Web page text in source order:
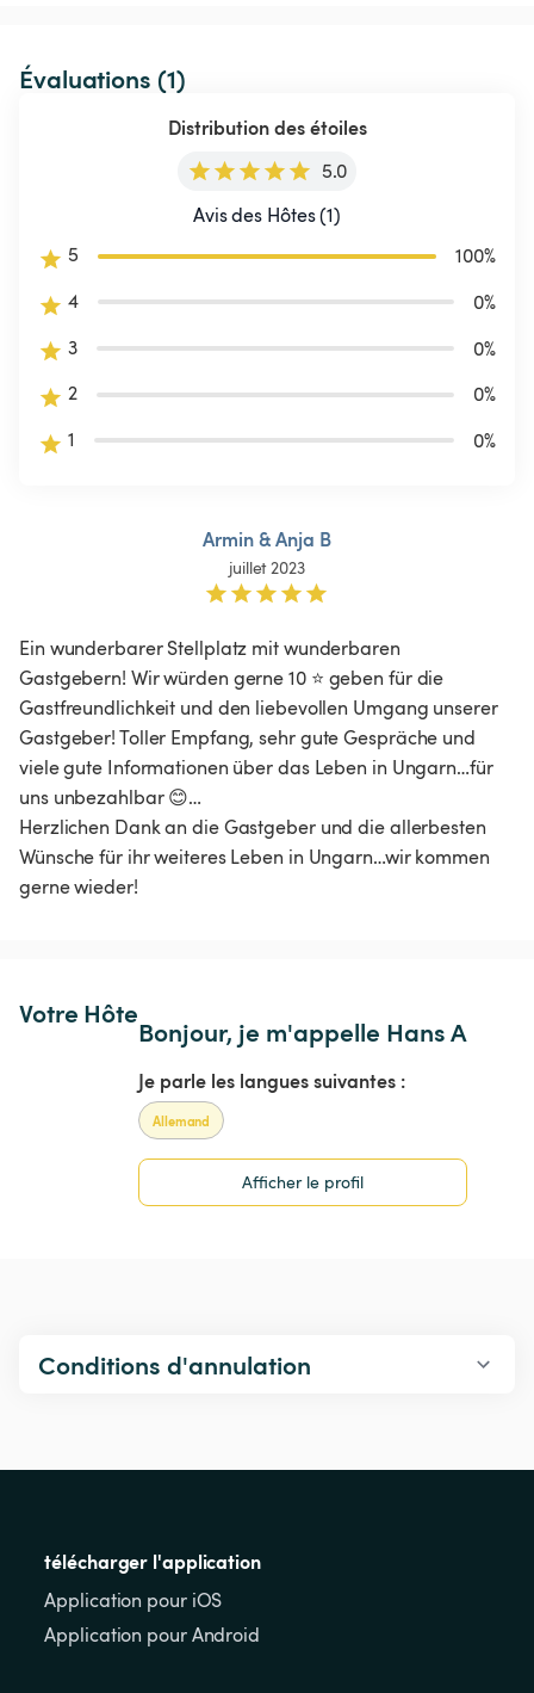
Évaluations (1)
Distribution des étoiles
5.0
Avis des Hôtes (1)
5
100%
4
0%
3
0%
2
0%
1
0%
Armin & Anja B
juillet 2023
Ein wunderbarer Stellplatz mit wunderbaren
Gastgebern! Wir würden gerne 10 ⭐️ geben für die
Gastfreundlichkeit und den liebevollen Umgang unserer
Gastgeber! Toller Empfang, sehr gute Gespräche und
viele gute Informationen über das Leben in Ungarn…für
uns unbezahlbar 😊…
Herzlichen Dank an die Gastgeber und die allerbesten
Wünsche für ihr weiteres Leben in Ungarn…wir kommen
gerne wieder!
Votre Hôte
Bonjour, je m'appelle Hans A
Je parle les langues suivantes :
Allemand
Afficher le profil
Conditions d'annulation
télécharger l'application
Application pour iOS
Application pour Android